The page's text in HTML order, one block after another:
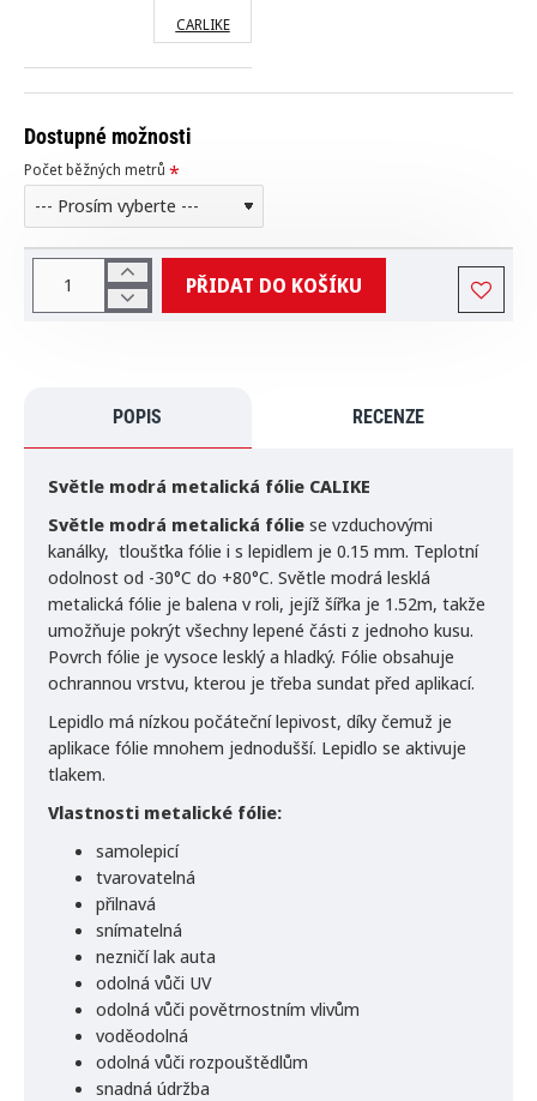
CARLIKE
Dostupné možnosti
Počet běžných metrů
PŘIDAT DO KOŠÍKU
POPIS RECENZE
Světle modrá metalická fólie CALIKE
Světle modrá metalická fólie se vzduchovými
kanálky, tloušťka fólie i s lepidlem je 0.15 mm. Teplotní
odolnost od -30°C do +80°C. Světle modrá lesklá
metalická fólie je balena v roli, jejíž šířka je 1.52m, takže
umožňuje pokrýt všechny lepené části z jednoho kusu.
Povrch fólie je vysoce lesklý a hladký. Fólie obsahuje
ochrannou vrstvu, kterou je třeba sundat před aplikací.
Lepidlo má nízkou počáteční lepivost, díky čemuž je
aplikace fólie mnohem jednodušší. Lepidlo se aktivuje
tlakem.
Vlastnosti metalické fólie:
samolepicí
tvarovatelná
přilnavá
snímatelná
nezničí lak auta
odolná vůči UV
odolná vůči povětrnostním vlivům
voděodolná
odolná vůči rozpouštědlům
snadná údržba